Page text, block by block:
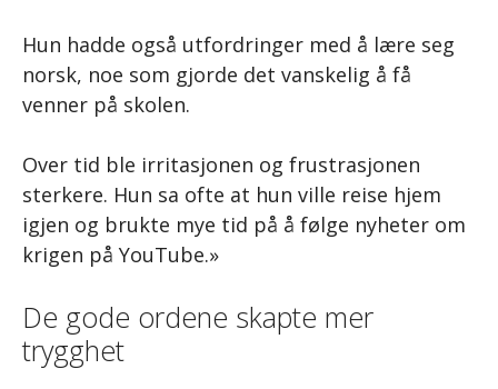
Hun hadde også utfordringer med å lære seg
norsk, noe som gjorde det vanskelig å få
venner på skolen.
Over tid ble irritasjonen og frustrasjonen
sterkere. Hun sa ofte at hun ville reise hjem
igjen og brukte mye tid på å følge nyheter om
krigen på YouTube.»
De gode ordene skapte mer
trygghet